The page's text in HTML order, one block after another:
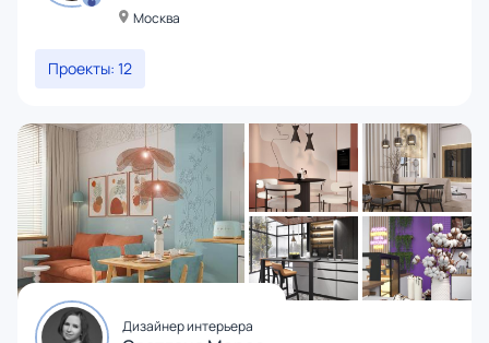
Москва
Проекты: 12
Дизайнер интерьера